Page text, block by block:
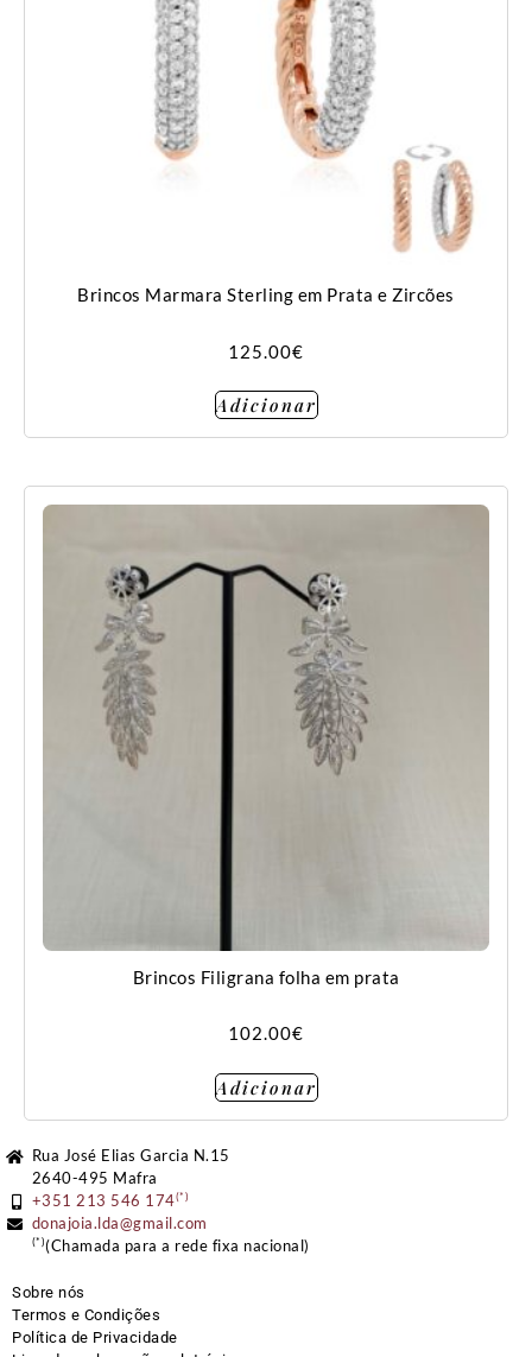
Brincos Marmara Sterling em Prata e Zircões
125.00€
Adicionar
Brincos Filigrana folha em prata
102.00€
Adicionar
Rua José Elias Garcia N.15
2640-495 Mafra
+351 213 546 174(*)
donajoia.lda@gmail.com
(*)(Chamada para a rede fixa nacional)
Sobre nós
Termos e Condições
Política de Privacidade